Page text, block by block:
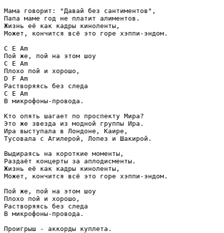
Мама говорит: "Давай без сантиментов",
Папа маме год не платит алиментов.
Жизнь её как кадры киноленты,
Может, кончится всё это горе хэппи-эндом.
C
E Am
C
E Am
D
F Am
C
E Am
В микрофоны-провода.
Кто опять шагает по проспекту Мира?
Это же звезда из модной группы Ира.
Ира выступала в Лондоне, Каире,
Тусовала с Агилерой, Лопез и Шакирой.
Выдираясь на короткие моменты,
Раздаёт концерты за аплодисменты.
Жизнь её как кадры киноленты,
Может, кончится всё это горе хэппи-эндом.
Пой же, пой на этом шоу
Плохо пой и хорошо,
В микрофоны-провода.
Проигрыш - аккорды куплета.